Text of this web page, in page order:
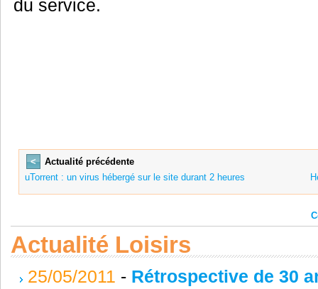
du service.
<
Actualité précédente
uTorrent : un virus hébergé sur le site durant 2 heures
Actualité Loisirs
25/05/2011 - Rétrospective de 30